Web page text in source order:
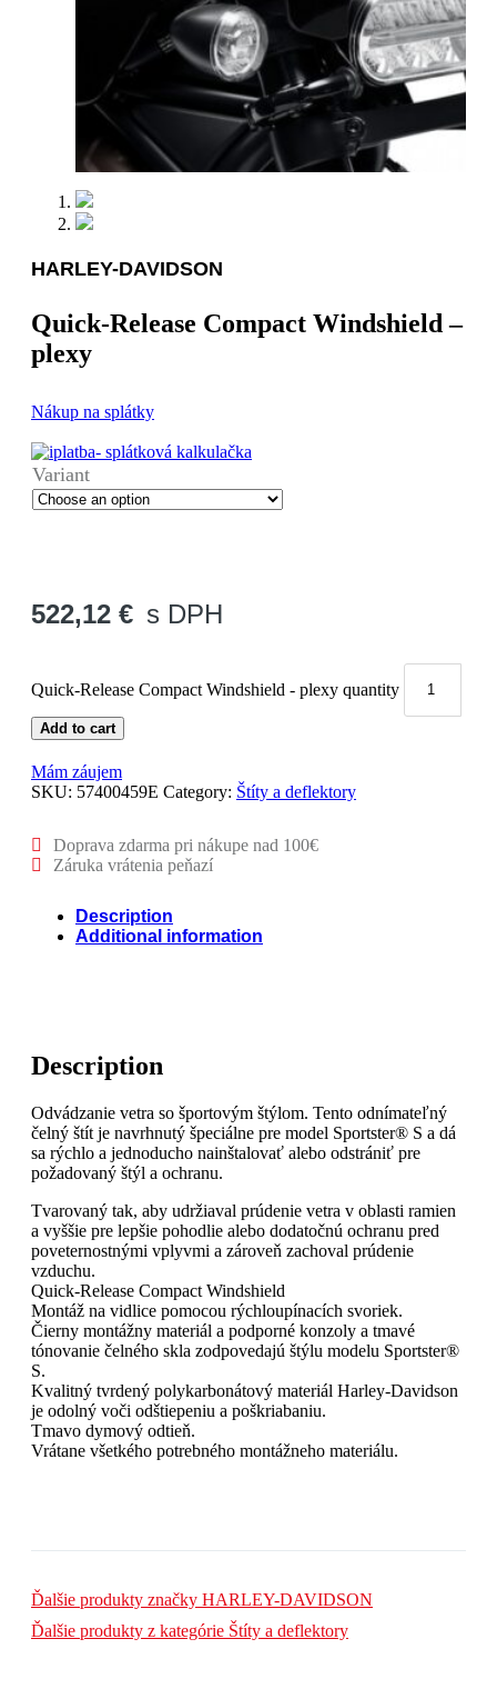
HARLEY-DAVIDSON
Quick-Release Compact Windshield –
plexy
Nákup na splátky
Variant
522,12 € s DPH
Quick-Release Compact Windshield - plexy quantity
Add to cart
Mám záujem
SKU: 57400459E Category: Štíty a deflektory
Doprava zdarma pri nákupe nad 100€
Záruka vrátenia peňazí
Description
Additional information
Description
Odvádzanie vetra so športovým štýlom. Tento odnímateľný
čelný štít je navrhnutý špeciálne pre model Sportster® S a dá
sa rýchlo a jednoducho nainštalovať alebo odstrániť pre
požadovaný štýl a ochranu.
Tvarovaný tak, aby udržiaval prúdenie vetra v oblasti ramien
a vyššie pre lepšie pohodlie alebo dodatočnú ochranu pred
poveternostnými vplyvmi a zároveň zachoval prúdenie
vzduchu.
Quick-Release Compact Windshield
Montáž na vidlice pomocou rýchloupínacích svoriek.
Čierny montážny materiál a podporné konzoly a tmavé
tónovanie čelného skla zodpovedajú štýlu modelu Sportster®
S.
Kvalitný tvrdený polykarbonátový materiál Harley-Davidson
je odolný voči odštiepeniu a poškriabaniu.
Tmavo dymový odtieň.
Vrátane všetkého potrebného montážneho materiálu.
Ďalšie produkty značky HARLEY-DAVIDSON
Ďalšie produkty z kategórie Štíty a deflektory